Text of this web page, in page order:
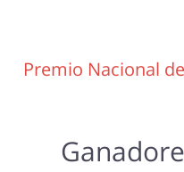
Premio Nacional